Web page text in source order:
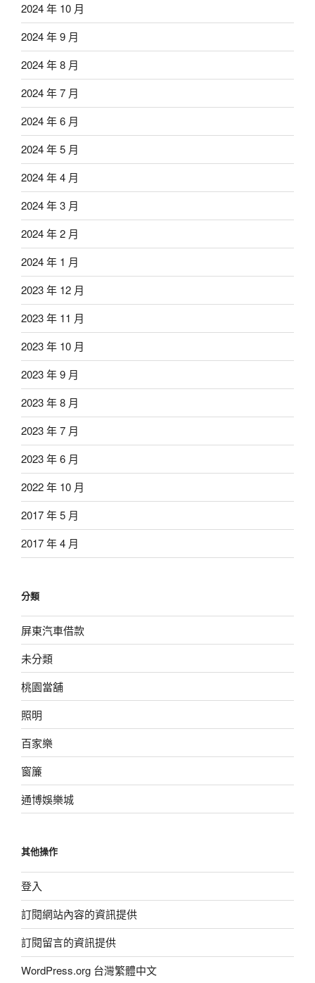
2024 年 10 月
2024 年 9 月
2024 年 8 月
2024 年 7 月
2024 年 6 月
2024 年 5 月
2024 年 4 月
2024 年 3 月
2024 年 2 月
2024 年 1 月
2023 年 12 月
2023 年 11 月
2023 年 10 月
2023 年 9 月
2023 年 8 月
2023 年 7 月
2023 年 6 月
2022 年 10 月
2017 年 5 月
2017 年 4 月
分類
屏東汽車借款
未分類
桃園當舖
照明
百家樂
窗簾
通博娛樂城
其他操作
登入
訂閱網站內容的資訊提供
訂閱留言的資訊提供
WordPress.org 台灣繁體中文